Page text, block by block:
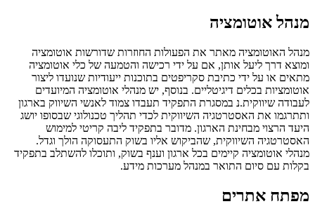
מנהל אוטומציה
מנהל האוטומציה מאתר את הפעולות החוזרות שדורשות אוטומציה
ומוצא דרך ליעל אותן, אם על ידי רכישה והטמעה של כלי אוטומציה
מתאים או על ידי כתיבת סקריפטים בתוכנות ייעודיות שנועדו ליצור
אוטומציות בכלים דיגיטליים. בנוסף, יש מנהלי אוטומציה המיועדים
לעבודה שיווקית.נ במסגרת התפקיד תעבדו צמוד לאנשי השיווק בארגון
ותתרגמו את האסטרטגיה השיווקית לכדי תהליך טכנולוגי שבסופו יושג
היעד הרצוי מבחינת הארגון. מדובר בתפקיד ליבה קריטי למימוש
האסטרטגיה השיווקית, שהביקוש אליו בשוק התעסוקה הולך וגדל.
מנהלי אוטומציה קיימים בכל ארגון וענף בשוק, ותוכלו להשתלב בתפקיד
בקלות עם סיום התואר במנהל מערכות מידע.
מפתח אתרים